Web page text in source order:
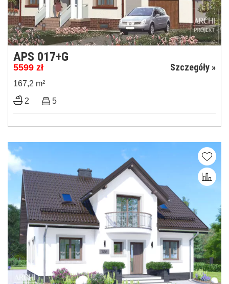
APS 017+G
5599 zł Szczegóły »
167,2 m2
2 5